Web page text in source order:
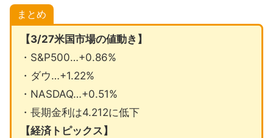
まとめ
【3/27米国市場の値動き】
・S&P500…+0.86%
・ダウ…+1.22%
・NASDAQ…+0.51%
・長期金利は4.212に低下
【経済トピックス】